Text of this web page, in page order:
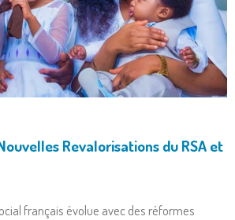
Revalorisations du RSA et
français évolue avec des réformes